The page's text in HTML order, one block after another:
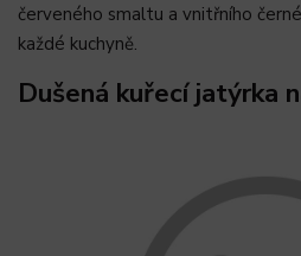
červeného smaltu a vnitřního
každé kuchyně.
Dušená kuřecí jatýrka